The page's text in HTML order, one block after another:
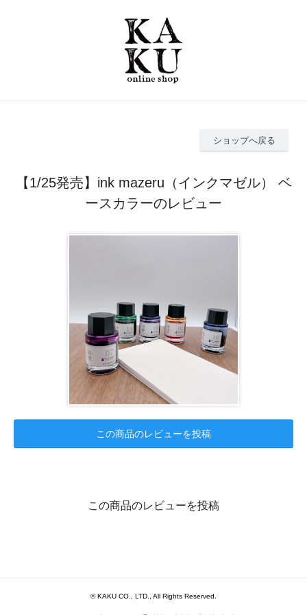
ショップへ戻る
【1/25発売】ink mazeru（インクマゼル） ベ
ースカラーのレビュー
この商品のレビューを投稿
この商品のレビューを投稿
© KAKU CO., LTD., All Rights Reserved.